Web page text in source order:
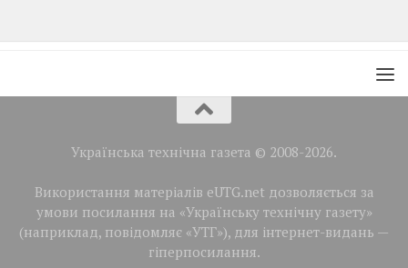
Українська технічна газета © 2008-2026.
Використання матеріалів eUTG.net дозволяється за
умови посилання на «Українську технічну газету»
(наприклад, повідомляє «УТГ»), для інтернет-видань —
гіперпосилання.